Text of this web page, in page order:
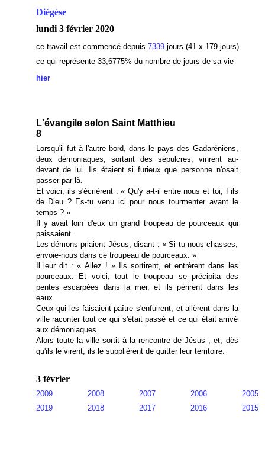
Diégèse
lundi 3 février 2020
ce travail est commencé depuis 7339jours (41 x 179 jours)
ce qui représente 33,6775% du nombre de jours de sa vie
hier
L'évangile selon Saint Matthieu
8
Lorsqu'il fut à l'autre bord, dans le pays des Gadaréniens,
deux démoniaques, sortant des sépulcres, vinrent au-
devant de lui. Ils étaient si furieux que personne n'osait
passer par là.
Et voici, ils s'écrièrent : « Qu'y a-t-il entre nous et toi, Fils
de Dieu ? Es-tu venu ici pour nous tourmenter avant le
temps ? »
Il y avait loin d'eux un grand troupeau de pourceaux qui
paissaient.
Les démons priaient Jésus, disant : « Si tu nous chasses,
envoie-nous dans ce troupeau de pourceaux. »
Il leur dit : « Allez ! » Ils sortirent, et entrèrent dans les
pourceaux. Et voici, tout le troupeau se précipita des
pentes escarpées dans la mer, et ils périrent dans les
eaux.
Ceux qui les faisaient paître s'enfuirent, et allèrent dans la
ville raconter tout ce qui s'était passé et ce qui était arrivé
aux démoniaques.
Alors toute la ville sortit à la rencontre de Jésus ; et, dès
qu'ils le virent, ils le supplièrent de quitter leur territoire.
3 février
2009 2008 2007 2006
2005
2019
2018 2017 2016 2015